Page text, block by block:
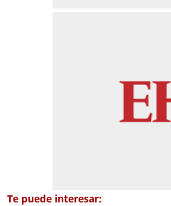
Te puede interesar: